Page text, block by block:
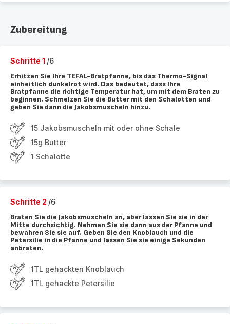
Zubereitung
Schritte 1 /6
Erhitzen Sie Ihre TEFAL-Bratpfanne, bis das Thermo-Signal
einheitlich dunkelrot wird. Das bedeutet, dass Ihre
Bratpfanne die richtige Temperatur hat, um mit dem Braten zu
beginnen. Schmelzen Sie die Butter mit den Schalotten und
geben Sie dann die Jakobsmuscheln hinzu.
15 Jakobsmuscheln mit oder ohne Schale
15g Butter
1 Schalotte
Schritte 2 /6
Braten Sie die Jakobsmuscheln an, aber lassen Sie sie in der
Mitte durchsichtig. Nehmen Sie sie dann aus der Pfanne und
bewahren Sie sie auf. Geben Sie den Knoblauch und die
Petersilie in die Pfanne und lassen Sie sie einige Sekunden
anbraten.
1TL gehackten Knoblauch
1TL gehackte Petersilie